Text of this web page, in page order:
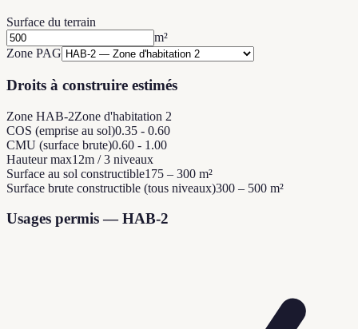
Surface du terrain
m²
Zone PAG
Droits à construire estimés
Zone HAB-2Zone d'habitation 2
COS (emprise au sol)0.35 - 0.60
CMU (surface brute)0.60 - 1.00
Hauteur max12m / 3 niveaux
Surface au sol constructible175 – 300 m²
Surface brute constructible (tous niveaux)300 – 500 m²
Usages permis — HAB-2